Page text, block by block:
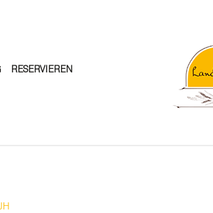
RESERVIEREN